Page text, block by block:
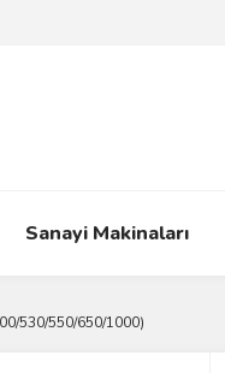
Sanayi Makinaları
530/550/650/1000)